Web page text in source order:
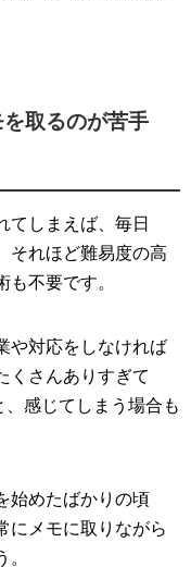
取るのが苦手
てしまえば、毎日
それほど難易度の高
不要です。
や対応をしなければ
くさんありすぎて
、感じてしまう場合も
始めたばかりの頃
にメモに取りながら